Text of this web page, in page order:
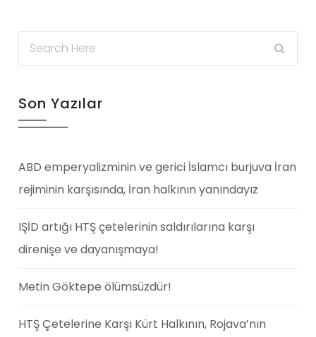
Son Yazılar
ABD emperyalizminin ve gerici İslamcı burjuva İran
rejiminin karşısında, İran halkının yanındayız
IŞİD artığı HTŞ çetelerinin saldırılarına karşı
direnişe ve dayanışmaya!
Metin Göktepe ölümsüzdür!
HTŞ Çetelerine Karşı Kürt Halkının, Rojava’nın